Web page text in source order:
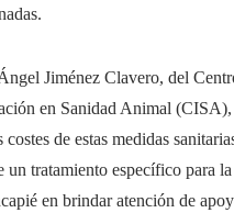
Jiménez Clavero, del
en Sanidad Animal
costes de estas medidas
un tratamiento específico para
en brindar atención de